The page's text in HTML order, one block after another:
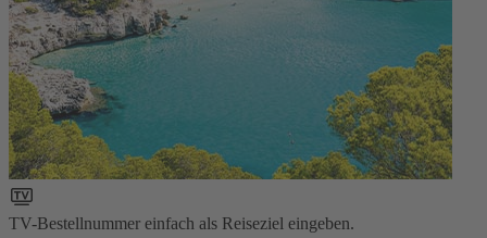
TV-Bestellnummer einfach als Reiseziel eingeben.